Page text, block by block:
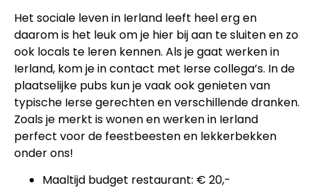
Het sociale leven in Ierland leeft heel erg en
daarom is het leuk om je hier bij aan te sluiten en zo
ook locals te leren kennen. Als je gaat werken in
Ierland, kom je in contact met Ierse collega’s. In de
plaatselijke pubs kun je vaak ook genieten van
typische Ierse gerechten en verschillende dranken.
Zoals je merkt is wonen en werken in Ierland
perfect voor de feestbeesten en lekkerbekken
onder ons!
Maaltijd budget restaurant: € 20,-